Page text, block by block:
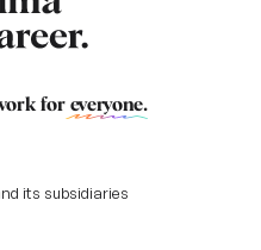
for everyone.
its subsidiaries